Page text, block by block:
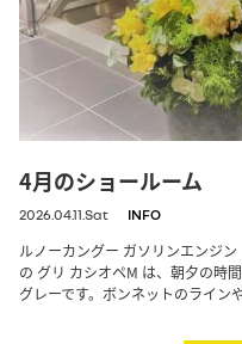
4月のショールーム
2026.04.11.Sat INFO
ルノーカングー ガソリンエンジ
の グリ カシオペM は、朝夕の時
グレーです。ボンネットのライン